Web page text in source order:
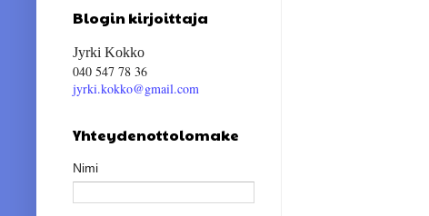
Blogin kirjoittaja
Jyrki Kokko
040 547 78 36
jyrki.kokko@gmail.com
Yhteydenottolomake
Nimi